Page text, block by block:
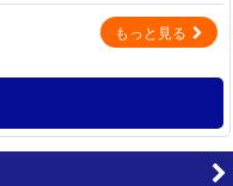
もっと見る